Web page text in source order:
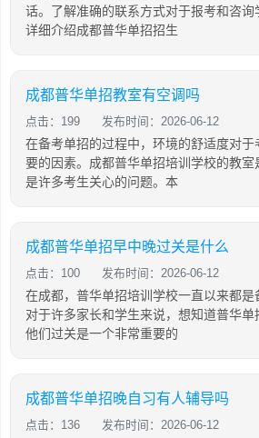
话。了解准确的联系方式对于报考和咨
详细介绍成都普华单招招生
成都普华单招教室有空调吗
点击：199 发布时间：2026-06-12
在备考单招的过程中，环境的舒适度对
要的因素。成都普华单招培训学校的教
是许多考生关心的问题。本
成都普华单招早中晚过关是什么
点击：100 发布时间：2026-06-12
在成都，普华单招培训学校一直以来都是
对于许多家长和学生来说，想知道普华
他们过关是一个非常重要的
成都普华单招晚自习有人辅导吗
点击：136 发布时间：2026-06-12